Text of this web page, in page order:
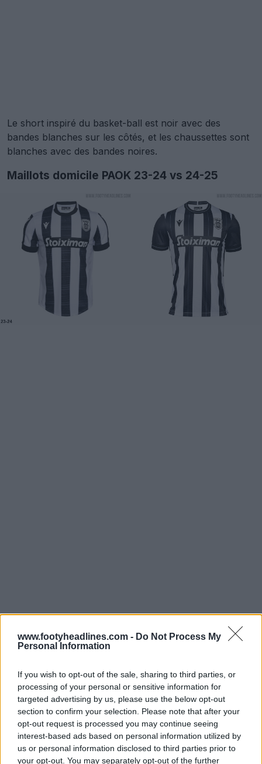
www.footyheadlines.com - Do Not Process My
Personal Information
If you wish to opt-out of the sale, sharing to third parties, or
processing of your personal or sensitive information for
targeted advertising by us, please use the below opt-out
section to confirm your selection. Please note that after your
opt-out request is processed you may continue seeing
interest-based ads based on personal information utilized by
us or personal information disclosed to third parties prior to
your opt-out. You may separately opt-out of the further
Le short inspiré du basket-ball est noir avec des
bandes blanches sur les côtés, et les chaussettes sont
blanches avec des bandes noires.
Maillots domicile PAOK 23-24 vs 24-25
Découvre tous les maillots du PAOK FC sur Football Kit
Disponible depuis le 16 juillet, le maillot de football
domicile Macron PAOK Thessalonique 24-25 est vendu
au prix de 65 euros.
Fabriqué par Macron. Tu aimes le maillot domicile du
PAOK ? Commente ci-dessous.